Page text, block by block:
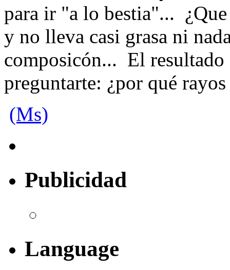
para ir "a lo bestia"...
y no lleva casi grasa ni
composicón... El resultado
preguntarte: ¿por qué
(Ms)
Publicidad
Language